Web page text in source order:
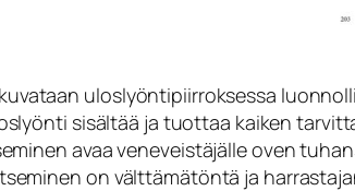
uloslyöntipiirroksessa
sisältää ja tuottaa kaiken
avaa veneveistäjälle oven
on välttämätöntä ja